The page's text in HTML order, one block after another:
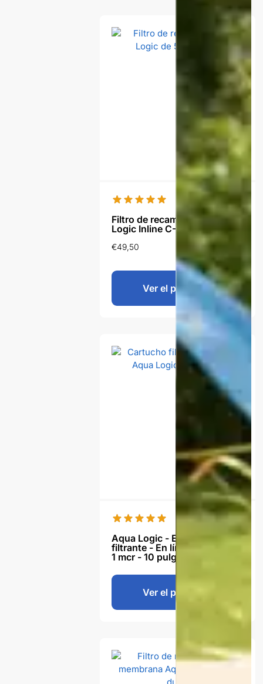
Filtro de recambio Aqua
Logic Inline C-Ultra 5 Gen2
€49,50
Ver el producto
Aqua Logic - Elemento
filtrante - En línea - Carbón -
1 mcr - 10 pulgadas- Gen2
Ver el producto